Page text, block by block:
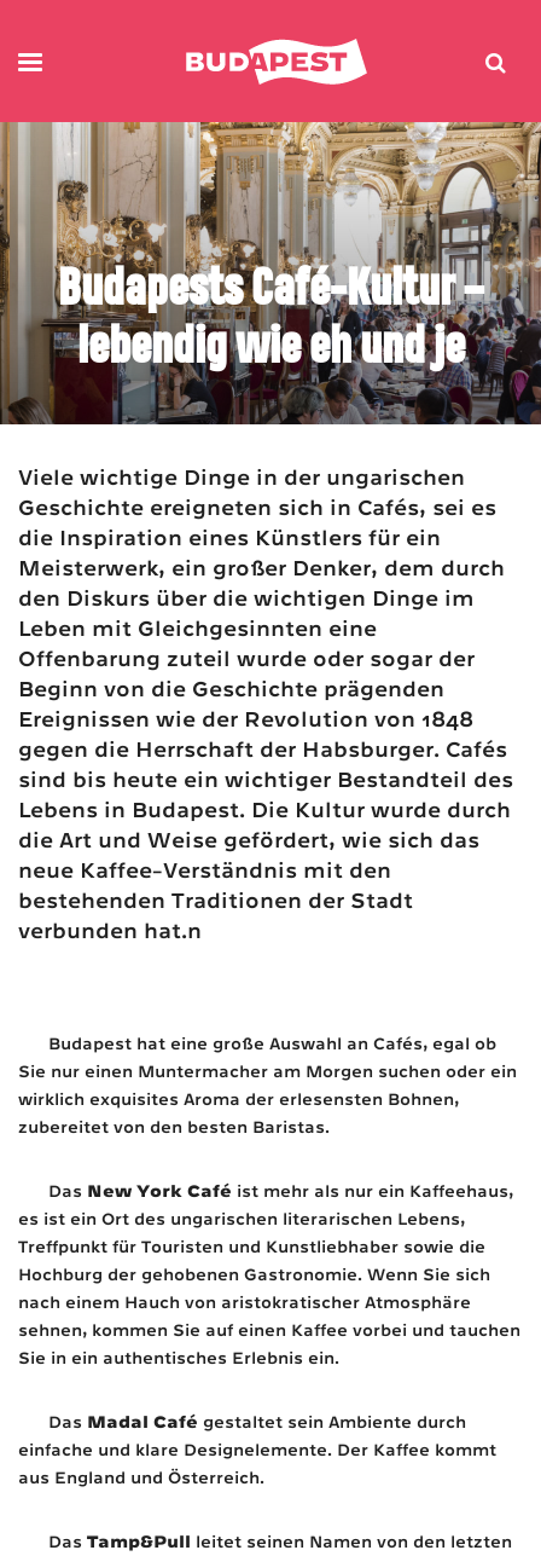
Budapests Café-Kultur –
lebendig wie eh und je
Viele wichtige Dinge in der ungarischen
Geschichte ereigneten sich in Cafés, sei es
die Inspiration eines Künstlers für ein
Meisterwerk, ein großer Denker, dem durch
den Diskurs über die wichtigen Dinge im
Leben mit Gleichgesinnten eine
Offenbarung zuteil wurde oder sogar der
Beginn von die Geschichte prägenden
Ereignissen wie der Revolution von 1848
gegen die Herrschaft der Habsburger. Cafés
sind bis heute ein wichtiger Bestandteil des
Lebens in Budapest. Die Kultur wurde durch
die Art und Weise gefördert, wie sich das
neue Kaffee-Verständnis mit den
bestehenden Traditionen der Stadt
verbunden hat.n
Budapest hat eine große Auswahl an Cafés, egal ob
Sie nur einen Muntermacher am Morgen suchen oder ein
wirklich exquisites Aroma der erlesensten Bohnen,
zubereitet von den besten Baristas.
Das New York Café ist mehr als nur ein Kaffeehaus,
es ist ein Ort des ungarischen literarischen Lebens,
Treffpunkt für Touristen und Kunstliebhaber sowie die
Hochburg der gehobenen Gastronomie. Wenn Sie sich
nach einem Hauch von aristokratischer Atmosphäre
sehnen, kommen Sie auf einen Kaffee vorbei und tauchen
Sie in ein authentisches Erlebnis ein.
Das Madal Café gestaltet sein Ambiente durch
einfache und klare Designelemente. Der Kaffee kommt
aus England und Österreich.
Das Tamp&Pull leitet seinen Namen von den letzten